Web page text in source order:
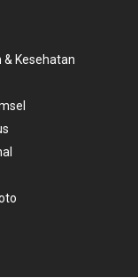
& Kesehatan